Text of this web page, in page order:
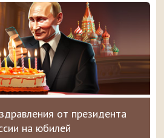
от президента
на юбилей